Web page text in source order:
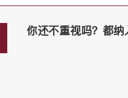
你还不重视吗？都纳